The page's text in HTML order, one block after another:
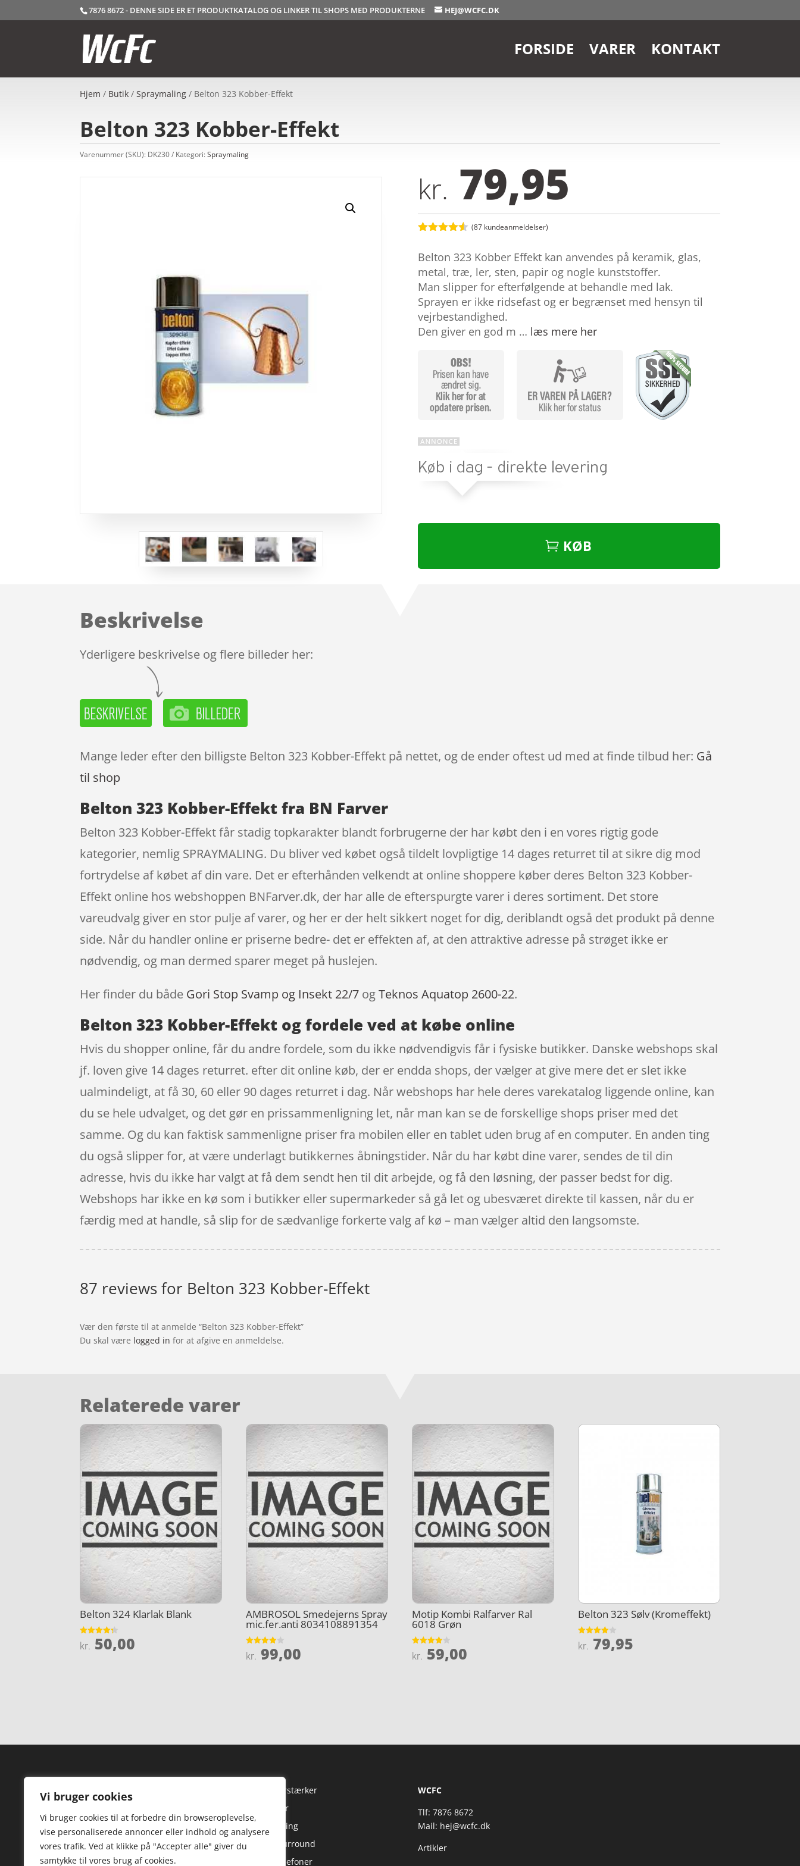
Vi bruger cookies
Vi bruger cookies til at forbedre din browseroplevelse,
vise personaliserede annoncer eller indhold og analysere
vores trafik. Ved at klikke på "Accepter alle" giver du
samtykke til vores brug af cookies.
7876 8672 - DENNE SIDE ER ET PRODUKTKATALOG OG LINKER TIL SHOPS MED PRODUKTERNE HEJ@WCFC.DK
FORSIDE VARER KONTAKT
Hjem / Butik /Spraymaling / Belton 323 Kobber-Effekt
Belton 323 Kobber-Effekt
Varenummer (SKU): DK230 Kategori:Spraymaling
kr. 79,95
ud af 5
baseret
på
kundebedø
mmelser
(87kundeanmeldelser)
Belton 323 Kobber Effekt kan anvendes på keramik, glas,
metal, træ, ler, sten, papir og nogle kunststoffer.
Man slipper for efterfølgende at behandle med lak.
Sprayen er ikke ridsefast og er begrænset med hensyn til
vejrbestandighed.
Den giver en god m … læs mere her
KØB
Beskrivelse
Yderligere beskrivelse og flere billeder her:
Mange leder efter den billigste Belton 323 Kobber-Effekt på nettet, og de ender oftest ud med at finde tilbud her: Gå
til shop
Belton 323 Kobber-Effekt fra BN Farver
Belton 323 Kobber-Effekt får stadig topkarakter blandt forbrugerne der har købt den i en vores rigtig gode
kategorier, nemlig SPRAYMALING. Du bliver ved købet også tildelt lovpligtige 14 dages returret til at sikre dig mod
fortrydelse af købet af din vare. Det er efterhånden velkendt at online shoppere køber deres Belton 323 Kobber-
Effekt online hos webshoppen BNFarver.dk, der har alle de efterspurgte varer i deres sortiment. Det store
vareudvalg giver en stor pulje af varer, og her er der helt sikkert noget for dig, deriblandt også det produkt på denne
side. Når du handler online er priserne bedre- det er effekten af, at den attraktive adresse på strøget ikke er
nødvendig, og man dermed sparer meget på huslejen.
Her finder du både Gori Stop Svamp og Insekt 22/7 ogTeknos Aquatop 2600-22.
Belton 323 Kobber-Effekt og fordele ved at købe online
Hvis du shopper online, får du andre fordele, som du ikke nødvendigvis får i fysiske butikker. Danske webshops skal
jf. loven give 14 dages returret. efter dit online køb, der er endda shops, der vælger at give mere det er slet ikke
ualmindeligt, at få 30, 60 eller 90 dages returret i dag. Når webshops har hele deres varekatalog liggende online, kan
du se hele udvalget, og det gør en prissammenligning let, når man kan se de forskellige shops priser med det
samme. Og du kan faktisk sammenligne priser fra mobilen eller en tablet uden brug af en computer. En anden ting
du også slipper for, at være underlagt butikkernes åbningstider. Når du har købt dine varer, sendes de til din
adresse, hvis du ikke har valgt at få dem sendt hen til dit arbejde, og få den løsning, der passer bedst for dig.
Webshops har ikke en kø som i butikker eller supermarkeder så gå let og ubesværet direkte til kassen, når du er
færdig med at handle, så slip for de sædvanlige forkerte valg af kø – man vælger altid den langsomste.
87 reviews for Belton 323 Kobber-Effekt
Vær den første til at anmelde “Belton 323 Kobber-Effekt”
Du skal være logged in for at afgive en anmeldelse.
Relaterede varer
Belton 324 Klarlak Blank
Vurderet
4.3
kr. 50,00
AMBROSOL Smedejerns Spray
mic.fer.anti 8034108891354
Vurderet
3.9
kr. 99,00
Motip Kombi Ralfarver Ral
6018 Grøn
Vurderet
3.9
kr. 59,00
Belton 323 Sølv (Kromeffekt)
Vurderet
4
kr. 79,95
Forside
Kontakt
HiFi Forstærker
Højtaler
Streaming
TV & Surround
Høretelefoner
WCFC
Tlf: 7876 8672
Mail: hej@wcfc.dk
Artikler